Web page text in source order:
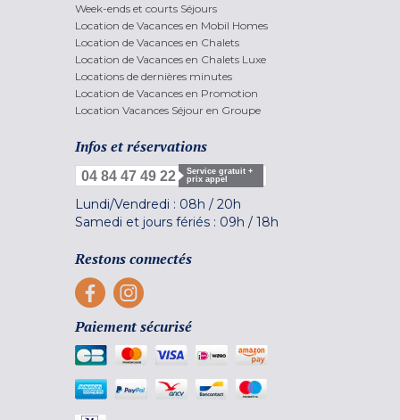
Week-ends et courts Séjours
Location de Vacances en Mobil Homes
Location de Vacances en Chalets
Location de Vacances en Chalets Luxe
Locations de dernières minutes
Location de Vacances en Promotion
Location Vacances Séjour en Groupe
Infos et réservations
04 84 47 49 22
Service gratuit +
prix appel
Lundi/Vendredi : 08h / 20h
Samedi et jours fériés : 09h / 18h
Restons connectés
Paiement sécurisé